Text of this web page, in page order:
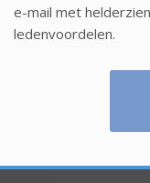
e-mail met
ledenvoordelen.